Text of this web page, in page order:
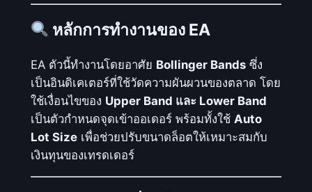
E
A
M
Q
L
4
:
E
หลักการทำงานของ EA
EA ตัวนี้ทำงานโดยอาศัย Bollinger Bandsซึ่ง
เป็นอินดิเคเตอร์ที่ใช้วัดความผันผวนของตลาด โดย
ใช้เงื่อนไขของ Upper Band และ Lower Band
เป็นตัวกำหนดจุดเข้าออเดอร์ พร้อมทั้งใช้ Auto
Lot Sizeเพื่อช่วยปรับขนาดล็อตให้เหมาะสมกับ
เงินทุนของเทรดเดอร์